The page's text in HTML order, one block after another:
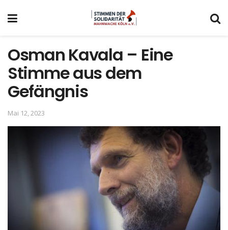
Osman Kavala – Eine
Stimme aus dem
Gefängnis
Mai 12, 2023